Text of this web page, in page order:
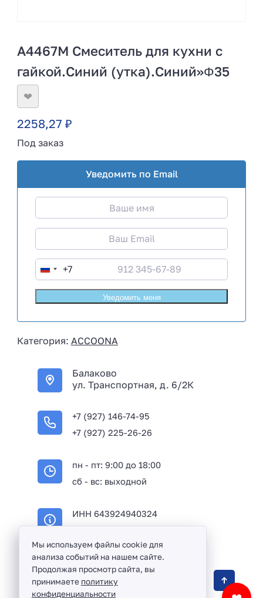
A4467M Смеситель для кухни с
гайкой.Синий (утка).Синий»Φ35
❤
2258,27 ₽
Под заказ
Уведомить по Email
R
u
s
a
7
+7
Категория: ACCOONA
Балаково
ул. Транспортная, д. 6/2К
+7 (927) 146-74-95
+7 (927) 225-26-26
пн - пт: 9:00 до 18:00
сб - вс: выходной
ИНН 643924940324
Оптовая продажа сантехники и комплектующих
в Балаково и Саратовской области ©
Мы используем файлы cookie для
анализа событий на нашем сайте.
Продолжая просмотр сайта, вы
принимаете политику
конфиденциальности